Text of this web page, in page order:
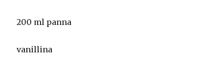
200 ml panna
vanillina